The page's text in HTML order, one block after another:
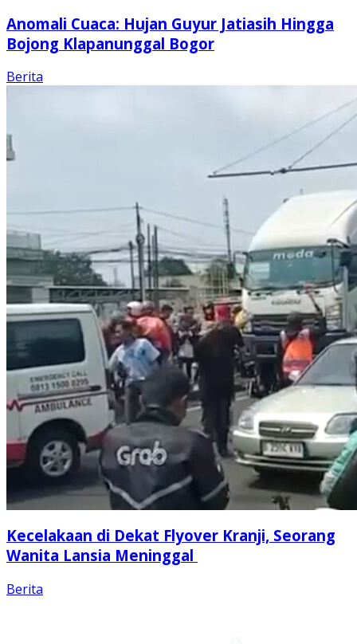
Anomali Cuaca: Hujan Guyur Jatiasih Hingga
Bojong Klapanunggal Bogor
Berita
Kecelakaan di Dekat Flyover Kranji, Seorang
Wanita Lansia Meninggal
Berita